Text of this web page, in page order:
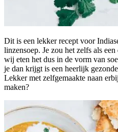
Dit is een lekker recept voor
linzensoep. Je zou het zelfs als
wij eten het dus in de vorm van
je dan krijgt is een heerlijk
Lekker met zelfgemaakte naan
maken?